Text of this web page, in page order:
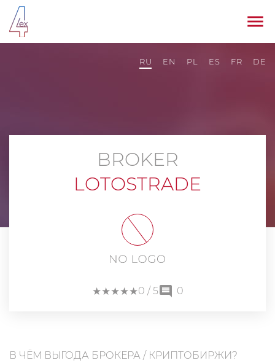
RU EN PL ES FR DE
BROKER
LOTOSTRADE
★★
★★
★★
★★
★★
0 / 5 0
В ЧЁМ ВЫГОДА БРОКЕРА / КРИПТОБИРЖИ?